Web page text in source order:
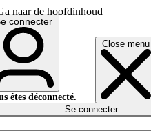
naar de hoofdinhoud
Close menu
connecter
êtes déconnecté.
Se connecter